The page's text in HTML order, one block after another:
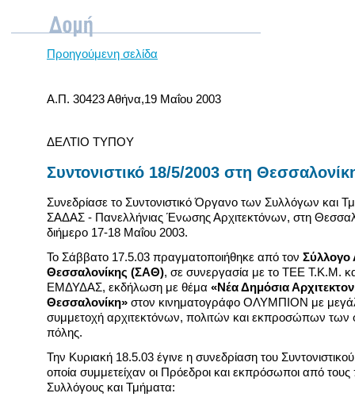
Προηγούμενη σελίδα
Α.Π. 30423 Αθήνα,19 Μαΐου 2003
ΔΕΛΤΙΟ ΤΥΠΟΥ
Συντονιστικό 18/5/2003 στη
Συνεδρίασε το Συντονιστικό Όργανο των Συλλόγων και
ΣΑΔΑΣ - Πανελλήνιας Ένωσης Αρχιτεκτόνων, στη
διήμερο 17-18 Μαΐου 2003.
Το Σάββατο 17.5.03 πραγματοποιήθηκε από τον Σύλλογο
Θεσσαλονίκης (ΣΑΘ), σε συνεργασία με το ΤΕΕ Τ.Κ.Μ.
ΕΜΔΥΔΑΣ, εκδήλωση με θέμα «Νέα Δημόσια
Θεσσαλονίκη» στον κινηματογράφο ΟΛΥΜΠΙΟΝ με
συμμετοχή αρχιτεκτόνων, πολιτών και εκπροσώπων των
πόλης.
Την Κυριακή 18.5.03 έγινε η συνεδρίαση του
οποία συμμετείχαν οι Πρόεδροι και εκπρόσωποι από
Συλλόγους και Τμήματα: